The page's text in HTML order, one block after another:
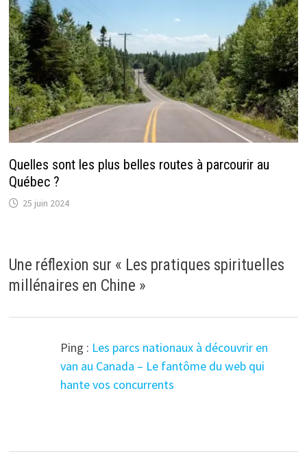
Quelles sont les plus belles routes à parcourir au
Québec ?
25 juin 2024
Une réflexion sur « Les pratiques spirituelles
millénaires en Chine »
Ping : Les parcs nationaux à découvrir en
van au Canada – Le fantôme du web qui
hante vos concurrents